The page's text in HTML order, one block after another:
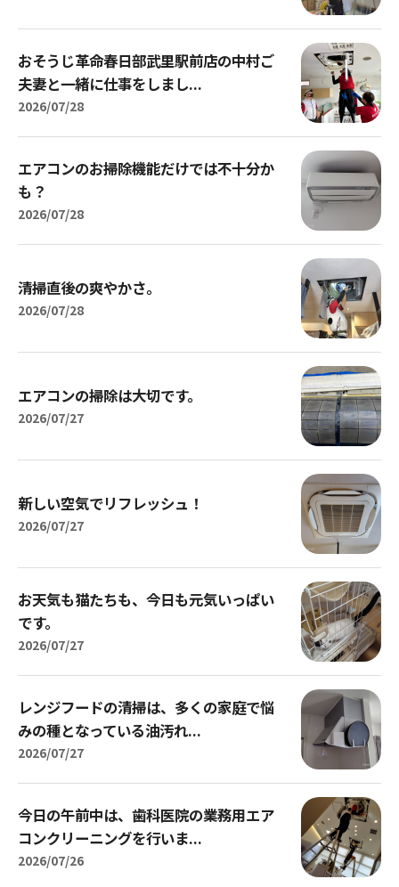
おそうじ革命春日部武里駅前店の中村ご
夫妻と一緒に仕事をしまし...
2026/07/28
エアコンのお掃除機能だけでは不十分か
も？
2026/07/28
清掃直後の爽やかさ。
2026/07/28
エアコンの掃除は大切です。
2026/07/27
新しい空気でリフレッシュ！
2026/07/27
お天気も猫たちも、今日も元気いっぱい
です。
2026/07/27
レンジフードの清掃は、多くの家庭で悩
みの種となっている油汚れ...
2026/07/27
今日の午前中は、歯科医院の業務用エア
コンクリーニングを行いま...
2026/07/26